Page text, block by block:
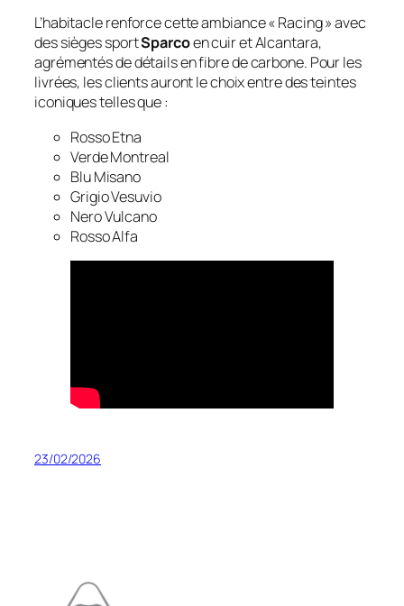
L’habitacle renforce cette ambiance « Racing » avec
des sièges sportSparcoen cuir et Alcantara,
agrémentés de détails en fibre de carbone. Pour les
livrées, les clients auront le choix entre des teintes
iconiques telles que :
Rosso Etna
Verde Montreal
Blu Misano
Grigio Vesuvio
Nero Vulcano
Rosso Alfa
23/02/2026